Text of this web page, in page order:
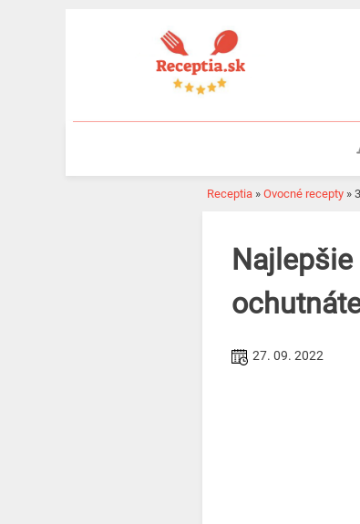
Receptia » Ovocné recepty »
Najlepšie recepty na sladké dezerty z banánov! Raz
27. 09. 2022